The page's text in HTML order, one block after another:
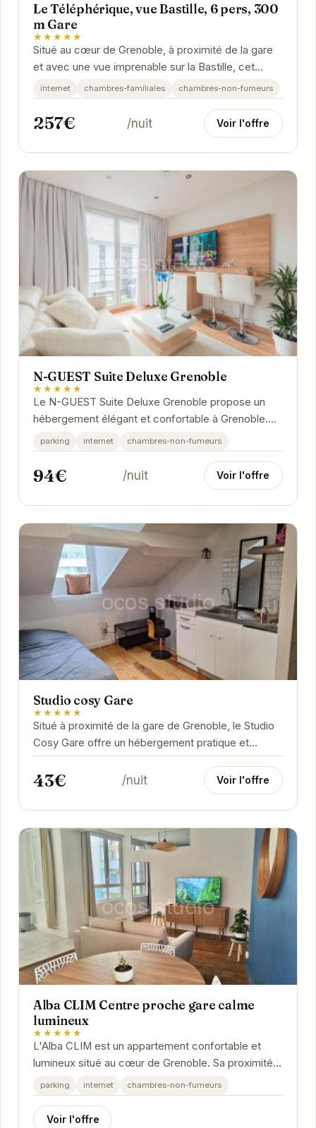
Le Téléphérique, vue Bastille, 6 pers, 300
m Gare
★★★★★
Situé au cœur de Grenoble, à proximité de la gare
et avec une vue imprenable sur la Bastille, cet
appartement offre un cadre idéal pour explorer...
internet chambres-familiales chambres-non-fumeurs
257€ /nuit Voir l'offre
N-GUEST Suite Deluxe Grenoble
★★★★★
Le N-GUEST Suite Deluxe Grenoble propose un
hébergement élégant et confortable à Grenoble.
Idéalement situé, il permet un accès facile aux...
parking internet chambres-non-fumeurs
94€ /nuit Voir l'offre
Studio cosy Gare
★★★★★
Situé à proximité de la gare de Grenoble, le Studio
Cosy Gare offre un hébergement pratique et
fonctionnel. Idéal pour les courts séjours, il...
43€ /nuit Voir l'offre
Alba CLIM Centre proche gare calme
lumineux
★★★★★
L'Alba CLIM est un appartement confortable et
lumineux situé au cœur de Grenoble. Sa proximité
avec la gare en fait un choix idéal pour les...
parking internet chambres-non-fumeurs
Voir l'offre